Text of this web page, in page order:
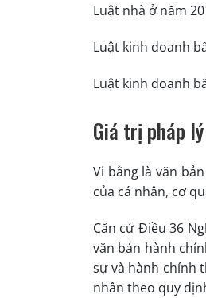
Luật nhà ở năm
Luật kinh doanh
Luật kinh doanh
Giá trị pháp
Vi bằng là văn
của cá nhân, cơ
Căn cứ Điều 36
văn bản hành
sự và hành chính
nhân theo quy